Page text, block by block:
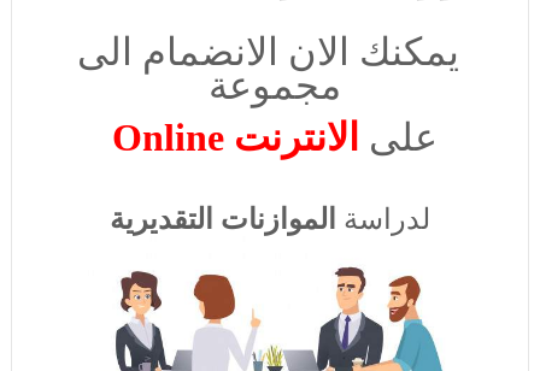
يمكنك الان الانضمام الى
مجموعة
على الانترنت Online
لدراسة الموازنات التقديرية